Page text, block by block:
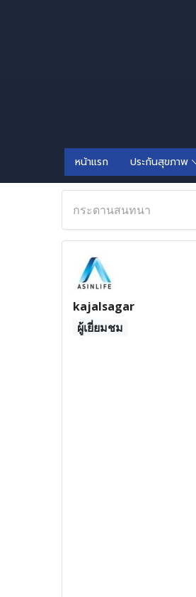
หน้าแรก ประกันสุขภาพ
กระดานสนทนา
kajalsagar
ผู้เยี่ยมชม